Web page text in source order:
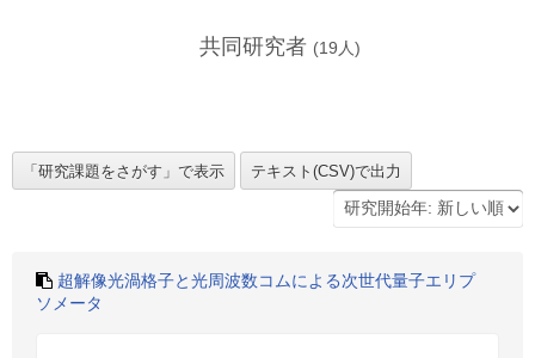
共同研究者 (19 人)
超解像光渦格子と光周波数コムによる次世代量子エリプ
ソメータ